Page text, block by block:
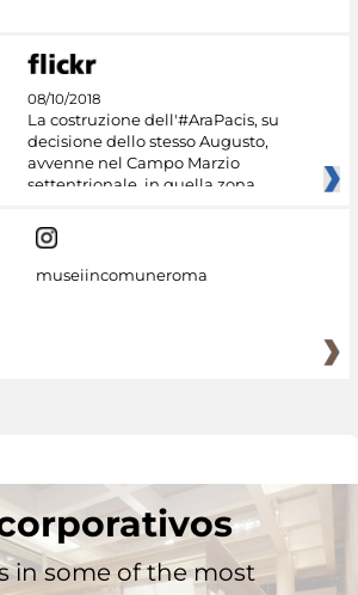
08/10/2018
La costruzione dell'#AraPacis, su
decisione dello stesso Augusto,
avvenne nel Campo Marzio
settentrionale, in quella zona
museiincomuneroma
in some of the most